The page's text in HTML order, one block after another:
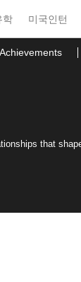
학 미국인턴
that